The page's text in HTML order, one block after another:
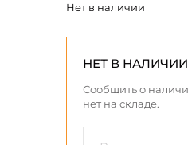
Нет в наличии
НЕТ В НАЛИЧИИ
Сообщить о
нет на складе.